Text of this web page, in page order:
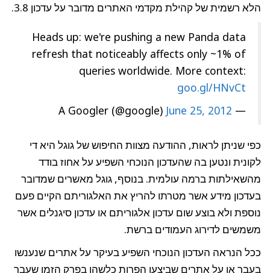
הלא רשמית של קהילת מקדמי האתרים מדובר על עדכון 3.8.
Heads up: we're pushing a new Panda data
refresh that noticeably affects only ~1% of
queries worldwide. More context:
goo.gl/HNvCt
— A Googler (@google)
June 25, 2012
כפי שניתן לראות, ההודעה מצוות החיפוש של גוגל היא די
לקונית ונטען בה שהעדכון הנוכחי השפיע על אחוז בודד
מהשאילתות ברמה עולמית. בנוסף, גוגל מאשרים שמדובר
בעדכון מידע אשר מטרתו להריץ את האלגוריתם הקיים פעם
נוספת ולא בוצע שום עדכון אלגוריתם או עדכון סיגנלים אשר
משמשים לדירוג העמודים ברשת.
ככל הנראה העדכון הנוכחי השפיע בעיקר על אתרים שנענשו
בעבר או על אתרים שביצעו הפרות כלשהן בפרק הזמן שעבר